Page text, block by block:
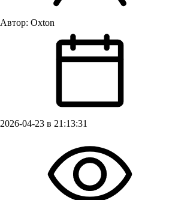
Автор: Oxton
2026-04-23 в 21:13:31